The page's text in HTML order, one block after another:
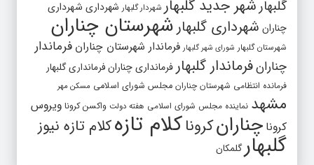
گلبهارشهر جدید گلبهار شهردار گلبهار شهرداری شهرداری
چناران شهرداری گلبهار شهرستان چناران
شهرستان گلبهار شورای شهر گلبهار فرماندار شهرستان چناران فرماندار
چنارانفرماندار گلبهار فرمانداری چنارانفرمانداری گلبهار
فرمانده انتظامی شهرستان چناران مجلس شورای اسلامی مسکن مهر
مشهد نماینده مجلس شورای اسلامی هفته دولت واکسن کرونا ویروس
کرونا چنارانکروناکلام تازهکلام تازه نیوز
گلبهارگلمکان